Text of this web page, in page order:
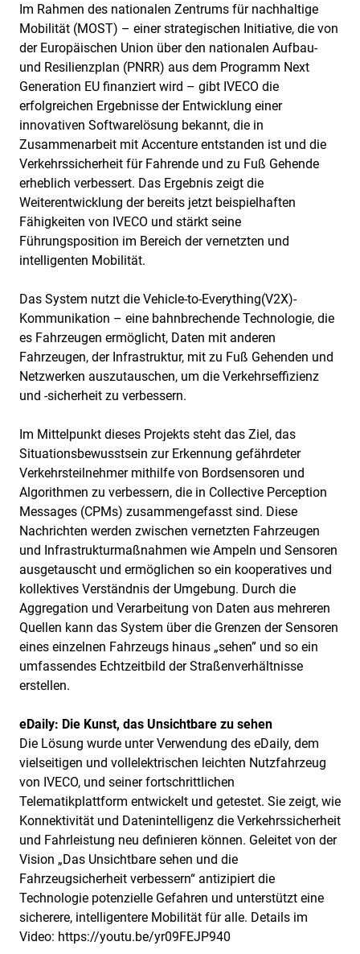
Im Rahmen des nationalen Zentrums für nachhaltige
Mobilität (MOST) – einer strategischen Initiative, die von
der Europäischen Union über den nationalen Aufbau-
und Resilienzplan (PNRR) aus dem Programm Next
Generation EU finanziert wird – gibt IVECO die
erfolgreichen Ergebnisse der Entwicklung einer
innovativen Softwarelösung bekannt, die in
Zusammenarbeit mit Accenture entstanden ist und die
Verkehrssicherheit für Fahrende und zu Fuß Gehende
erheblich verbessert. Das Ergebnis zeigt die
Weiterentwicklung der bereits jetzt beispielhaften
Fähigkeiten von IVECO und stärkt seine
Führungsposition im Bereich der vernetzten und
intelligenten Mobilität.
Das System nutzt die Vehicle-to-Everything(V2X)-
Kommunikation – eine bahnbrechende Technologie, die
es Fahrzeugen ermöglicht, Daten mit anderen
Fahrzeugen, der Infrastruktur, mit zu Fuß Gehenden und
Netzwerken auszutauschen, um die Verkehrseffizienz
und -sicherheit zu verbessern.
Im Mittelpunkt dieses Projekts steht das Ziel, das
Situationsbewusstsein zur Erkennung gefährdeter
Verkehrsteilnehmer mithilfe von Bordsensoren und
Algorithmen zu verbessern, die in Collective Perception
Messages (CPMs) zusammengefasst sind. Diese
Nachrichten werden zwischen vernetzten Fahrzeugen
und Infrastrukturmaßnahmen wie Ampeln und Sensoren
ausgetauscht und ermöglichen so ein kooperatives und
kollektives Verständnis der Umgebung. Durch die
Aggregation und Verarbeitung von Daten aus mehreren
Quellen kann das System über die Grenzen der Sensoren
eines einzelnen Fahrzeugs hinaus „sehen” und so ein
umfassendes Echtzeitbild der Straßenverhältnisse
erstellen.
eDaily: Die Kunst, das Unsichtbare zu sehen
Die Lösung wurde unter Verwendung des eDaily, dem
vielseitigen und vollelektrischen leichten Nutzfahrzeug
von IVECO, und seiner fortschrittlichen
Telematikplattform entwickelt und getestet. Sie zeigt, wie
Konnektivität und Datenintelligenz die Verkehrssicherheit
und Fahrleistung neu definieren können. Geleitet von der
Vision „Das Unsichtbare sehen und die
Fahrzeugsicherheit verbessern“ antizipiert die
Technologie potenzielle Gefahren und unterstützt eine
sicherere, intelligentere Mobilität für alle. Details im
Video: https://youtu.be/yr09FEJP940